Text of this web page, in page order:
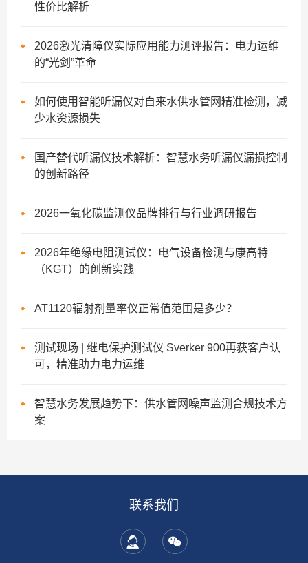
性价比解析
2026激光清障仪实际应用能力测评报告：电力运维
的“光剑”革命
如何使用智能听漏仪对自来水供水管网精准检测，减
少水资源损失
国产替代听漏仪技术解析：智慧水务听漏仪漏损控制
的创新路径
2026一氧化碳监测仪品牌排行与行业调研报告
2026年绝缘电阻测试仪：电气设备检测与康高特
（KGT）的创新实践
AT1120辐射剂量率仪正常值范围是多少？
测试现场 | 继电保护测试仪 Sverker 900再获客户认
可，精准助力电力运维
智慧水务发展趋势下：供水管网噪声监测合规技术方
案
联系我们